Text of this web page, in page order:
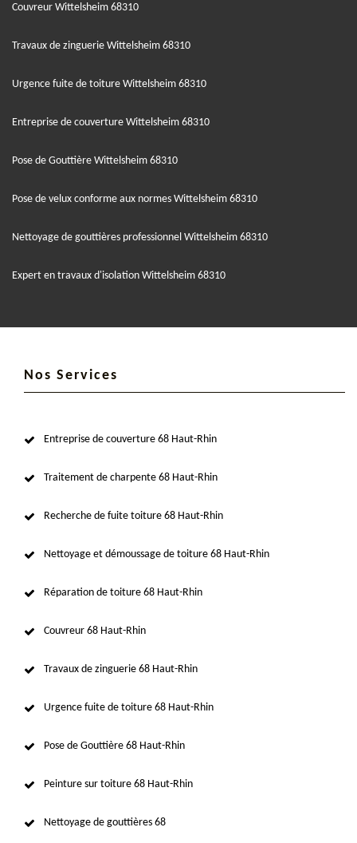
Couvreur Wittelsheim 68310
Travaux de zinguerie Wittelsheim 68310
Urgence fuite de toiture Wittelsheim 68310
Entreprise de couverture Wittelsheim 68310
Pose de Gouttière Wittelsheim 68310
Pose de velux conforme aux normes Wittelsheim 68310
Nettoyage de gouttières professionnel Wittelsheim 68310
Expert en travaux d'isolation Wittelsheim 68310
Nos Services
Entreprise de couverture 68 Haut-Rhin
Traitement de charpente 68 Haut-Rhin
Recherche de fuite toiture 68 Haut-Rhin
Nettoyage et démoussage de toiture 68 Haut-Rhin
Réparation de toiture 68 Haut-Rhin
Couvreur 68 Haut-Rhin
Travaux de zinguerie 68 Haut-Rhin
Urgence fuite de toiture 68 Haut-Rhin
Pose de Gouttière 68 Haut-Rhin
Peinture sur toiture 68 Haut-Rhin
Nettoyage de gouttières 68